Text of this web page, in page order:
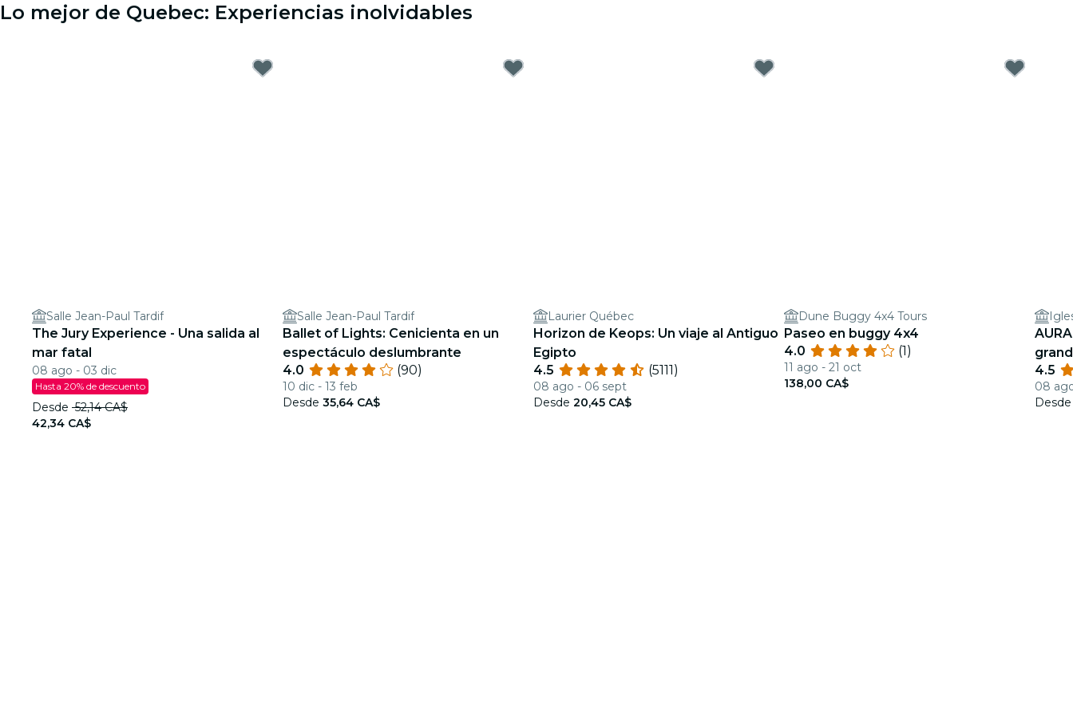
Lo mejor de Quebec: Experiencias inolvidables
Salle Jean-Paul Tardif
The Jury Experience - Una salida al
mar fatal
08 ago - 03 dic
Hasta 20% de descuento
Desde 52,14 CA$
42,34 CA$
Salle Jean-Paul Tardif
Ballet of Lights: Cenicienta en un
espectáculo deslumbrante
4.0
(90)
10 dic - 13 feb
Desde 35,64 CA$
Laurier Québec
Horizon de Keops: Un viaje al Antiguo
Egipto
4.5
(5111)
08 ago - 06 sept
Desde 20,45 CA$
Dune Buggy 4x4 Tours
Paseo en buggy 4x4
4.0
(1)
11 ago - 21 oct
138,00 CA$
4.5
08